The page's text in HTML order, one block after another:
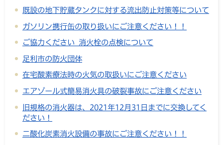
既設の地下貯蔵タンクに対する流出防止対策等について
ガソリン携行缶の取り扱いにご注意ください！！
ご協力ください 消火栓の点検について
足利市の防火団体
在宅酸素療法時の火気の取扱いにご注意ください
エアゾール式簡易消火具の破裂事故にご注意ください
旧規格の消火器は、2021年12月31日までに交換してく
ださい！
二酸化炭素消火設備の事故にご注意ください！！